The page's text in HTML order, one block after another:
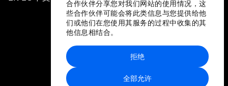
合作伙伴分享您对我们网站的使用情况，这
些合作伙伴可能会将此类信息与您提供给他
们或他们在您使用其服务的过程中收集的其
他信息相结合。
全部允许
拒绝